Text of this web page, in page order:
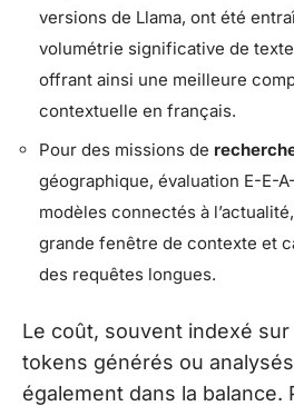
versions de Llama, ont été
volumétrie significative de
offrant ainsi une meilleure
contextuelle en français.
Pour des missions de
géographique, évaluation E-E-
modèles connectés à
grande fenêtre de contexte et
des requêtes longues.
Le coût, souvent indexé
tokens générés ou
également dans la balance.